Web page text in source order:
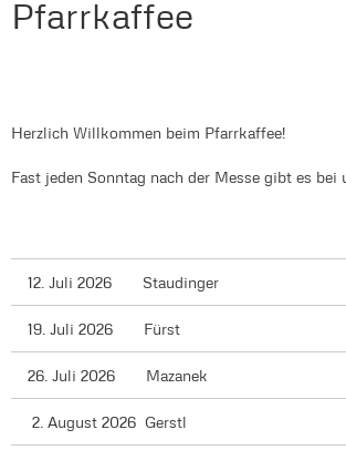
Pfarrkaffee
Herzlich Willkommen beim Pfarrkaffee!
Fast jeden Sonntag nach der Messe gibt es
12. Juli 2026 Staudinger
19. Juli 2026 Fürst
26. Juli 2026 Mazanek
2. August 2026 Gerstl